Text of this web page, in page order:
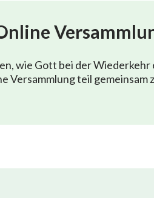
wie Gott bei der Wiederkehr
Versammlung teil gemeinsam